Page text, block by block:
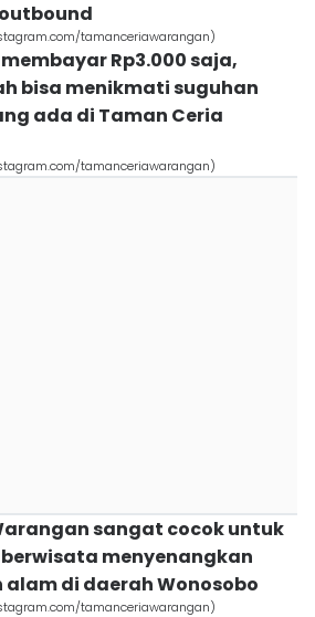
tamanceriawarangan)
Rp3.000 saja,
bisa menikmati suguhan
ada di Taman Ceria
tamanceriawarangan)
sangat cocok untuk
menyenangkan
di daerah Wonosobo
tamanceriawarangan)